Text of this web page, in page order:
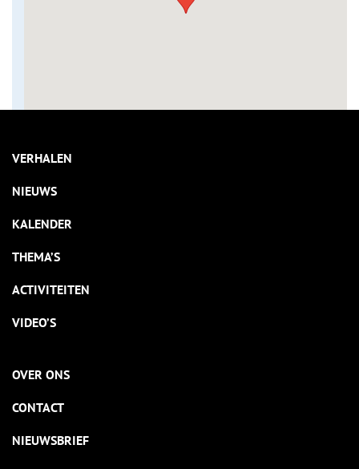
VERHALEN
NIEUWS
KALENDER
THEMA’S
ACTIVITEITEN
VIDEO’S
OVER ONS
CONTACT
NIEUWSBRIEF